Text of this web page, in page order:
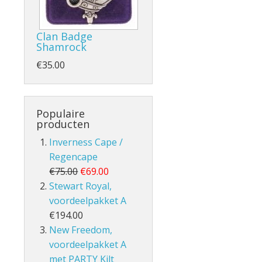
en Volle Kilt
Clan Badge
Shamrock
€35.00
Populaire
producten
Inverness Cape /
Regencape
€75.00 €69.00
Stewart Royal,
voordeelpakket A
€194.00
New Freedom,
voordeelpakket A
met PARTY Kilt